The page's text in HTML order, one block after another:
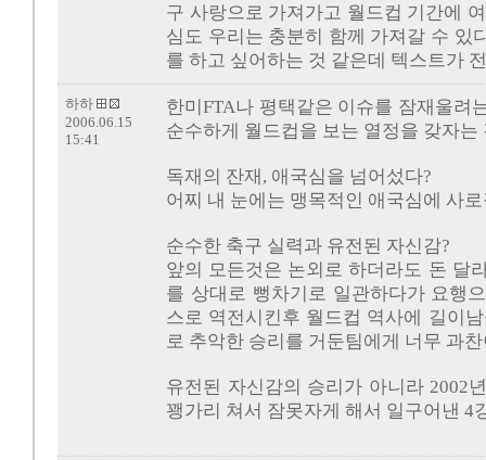
구 사랑으로 가져가고 월드컵 기간에
심도 우리는 충분히 함께 가져갈 수 있
를 하고 싶어하는 것 같은데 텍스트가
한미FTA나 평택같은 이슈를 잠재울려
순수하게 월드컵을 보는 열정을 갖자는
독재의 잔재, 애국심을 넘어섰다?
어찌 내 눈에는 맹목적인 애국심에 사
순수한 축구 실력과 유전된 자신감?
앞의 모든것은 논외로 하더라도 돈 달
를 상대로 뻥차기로 일관하다가 요행
스로 역전시킨후 월드컵 역사에 길이
로 추악한 승리를 거둔팀에게 너무 과
유전된 자신감의 승리가 아니라 2002
꽹가리 쳐서 잠못자게 해서 일구어낸 4
하하
2006.06.15
15:41